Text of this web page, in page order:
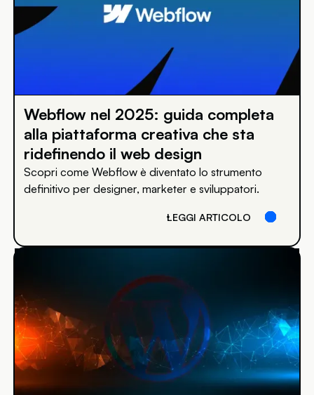
Webflow nel 2025: guida completa
alla piattaforma creativa che sta
ridefinendo il web design
Scopri come Webflow è diventato lo strumento
definitivo per designer, marketer e sviluppatori.
LEGGI ARTICOLO